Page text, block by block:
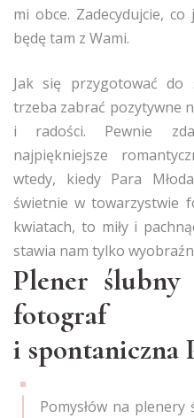
mi obce. Zadecydujcie,
będę tam z Wami.
Jak się przygotować do
trzeba zabrać pozytywne
i radości. Pewnie
najpiękniejsze
wtedy, kiedy Para
świetnie w towarzystwie
kwiatach, to miły i
stawia nam tylko
Plener
fotograf
i spontaniczna
Pomysłów na plenery